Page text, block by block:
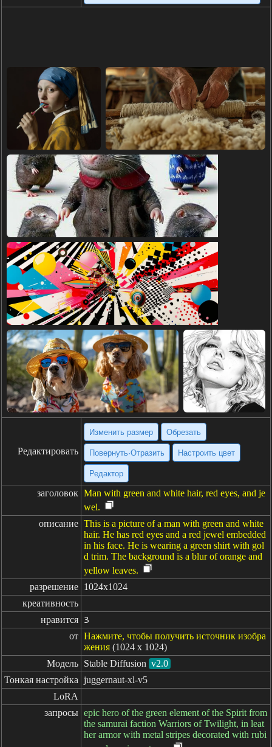
Редактировать
Изменить размер Обрезать
Повернуть·Отразить Настроить цвет
Редактор
заголовок Man with green and white hair, red eyes, and je
wel.
описание This is a picture of a man with green and white
hair. He has red eyes and a red jewel embedded
in his face. He is wearing a green shirt with gol
d trim. The background is a blur of orange and
yellow leaves.
разрешение 1024x1024
креативность
нравится
3
от Нажмите, чтобы получить источник изобра
жения (1024 x 1024)
Модель Stable Diffusion v2.0
Тонкая настройка juggernaut-xl-v5
LoRA
запросы epic hero of the green element of the Spirit from
the samurai faction Warriors of Twilight, in leat
her armor with metal stripes decorated with rubi